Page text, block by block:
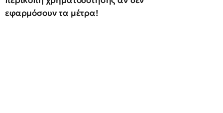
εφαρμόσουν τα μέτρα!